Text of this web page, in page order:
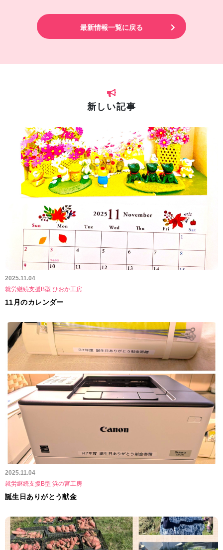
最新情報一覧に戻る
新しい記事
2025.11.04
就労継続支援B型 ひおか工房
11月のカレンダー
2025.11.04
就労継続支援B型 浜の宮工房
誕生日ありがとう献金